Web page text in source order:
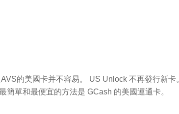
的美國卡并不容易。 US Unlock 不再發行新卡
單和最便宜的方法是 GCash 的美國運通卡。